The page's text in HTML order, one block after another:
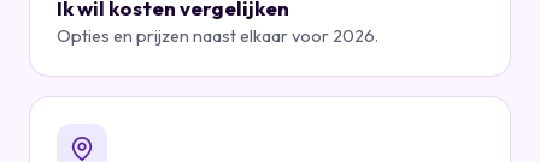
Ik wil kosten vergelijken
Opties en prijzen naast elkaar voor 2026.